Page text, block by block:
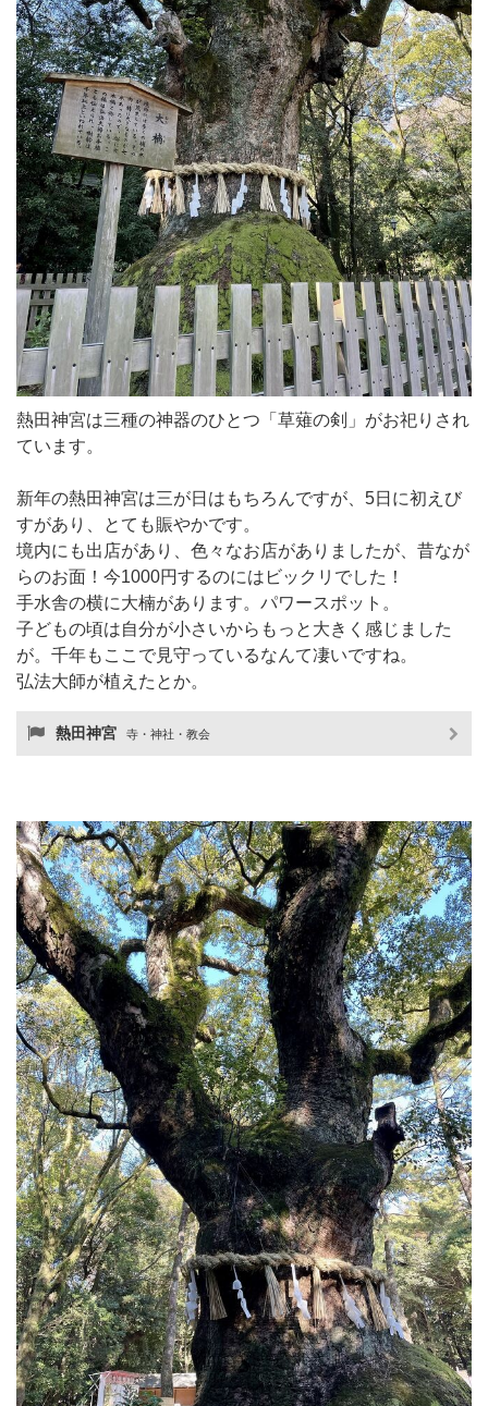
熱田神宮は三種の神器のひとつ「草薙の剣」がお祀りされ
ています。
新年の熱田神宮は三が日はもちろんですが、5日に初えび
すがあり、とても賑やかです。
境内にも出店があり、色々なお店がありましたが、昔なが
らのお面！今1000円するのにはビックリでした！
手水舎の横に大楠があります。パワースポット。
子どもの頃は自分が小さいからもっと大きく感じました
が。千年もここで見守っているなんて凄いですね。
弘法大師が植えたとか。
熱田神宮 寺・神社・教会